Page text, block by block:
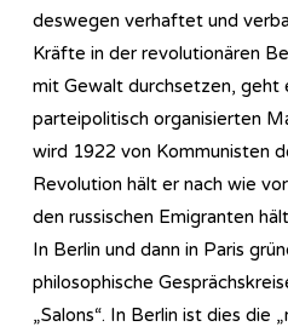
deswegen verhaftet und
Kräfte in der revolutionären
mit Gewalt durchsetzen, geht
parteipolitisch organisierten
wird 1922 von Kommunisten
Revolution hält er nach wie
den russischen Emigranten
In Berlin und dann in Paris
philosophische
„Salons“. In Berlin ist dies die